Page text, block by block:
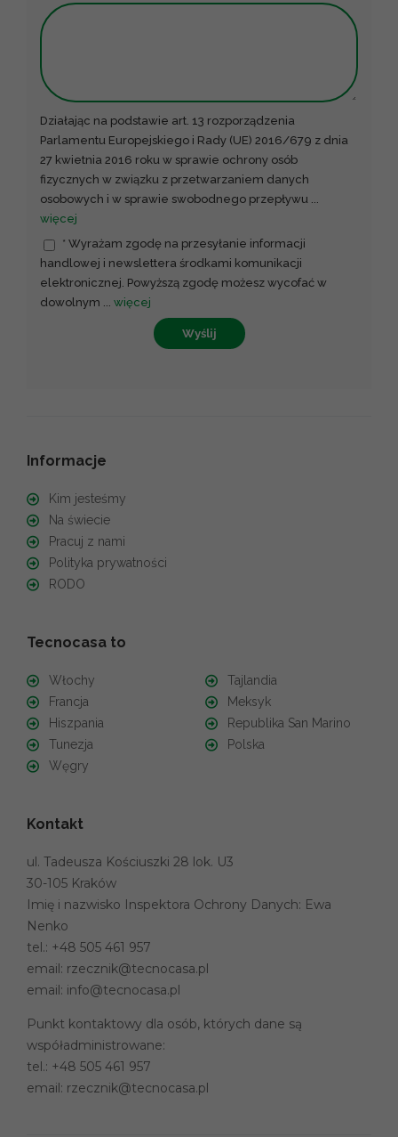
Działając na podstawie art. 13 rozporządzenia
Parlamentu Europejskiego i Rady (UE) 2016/679 z dnia
27 kwietnia 2016 roku w sprawie ochrony osób
fizycznych w związku z przetwarzaniem danych
osobowych i w sprawie swobodnego przepływu ...
więcej
* Wyrażam zgodę na przesyłanie informacji
handlowej i newslettera środkami komunikacji
elektronicznej. Powyższą zgodę możesz wycofać w
dowolnym ... więcej
Wyślij
Informacje
Kim jesteśmy
Na świecie
Pracuj z nami
Polityka prywatności
RODO
Tecnocasa to
Włochy
Francja
Hiszpania
Tunezja
Węgry
Tajlandia
Meksyk
Republika San Marino
Polska
Kontakt
ul. Tadeusza Kościuszki 28 lok. U3
30-105 Kraków
Imię i nazwisko Inspektora Ochrony Danych: Ewa
Nenko
tel.: +48 505 461 957
email: rzecznik@tecnocasa.pl
email: info@tecnocasa.pl
Punkt kontaktowy dla osób, których dane są
współadministrowane:
tel.: +48 505 461 957
email: rzecznik@tecnocasa.pl